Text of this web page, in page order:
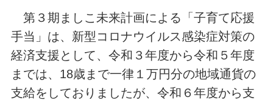
第３期ましこ未来計画による「子育て応援
手当」は、新型コロナウイルス感染症対策の
経済支援として、令和３年度から令和５年度
までは、18歳まで一律１万円分の地域通貨の
支給をしておりましたが、令和６年度から支